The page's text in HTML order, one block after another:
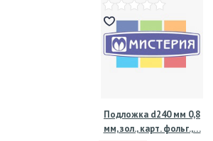
Подложка d240 мм 0,8
мм, зол., карт. фольг.,…